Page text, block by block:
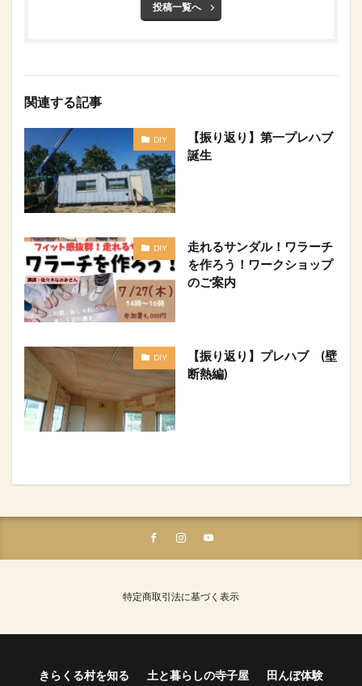
投稿一覧へ
関連する記事
DIY
【振り返り】第一プレハブ
誕生
DIY
走れるサンダル！ワラーチ
を作ろう！ワークショップ
のご案内
DIY
【振り返り】プレハブ (壁
断熱編)
特定商取引法に基づく表示
きらくる村を知る 土と暮らしの寺子屋 田んぼ体験